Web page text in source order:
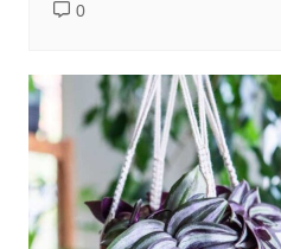
0